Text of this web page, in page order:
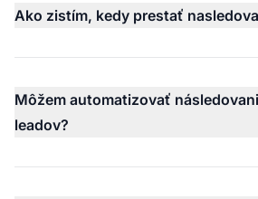
Ako zistím, kedy prestať
Môžem automatizovať
leadov?